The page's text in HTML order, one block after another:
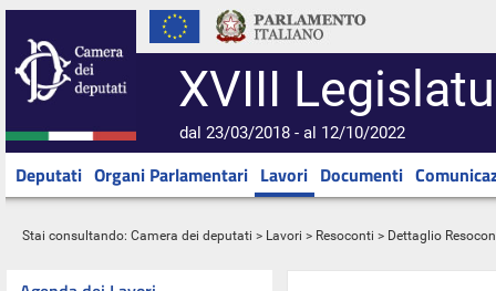
XVIII
dal 23/03/2018 - al 12/10/2022
Deputati Organi Parlamentari Lavori Documenti
Stai consultando: Camera dei deputati > Lavori > Resoconti > Dettaglio